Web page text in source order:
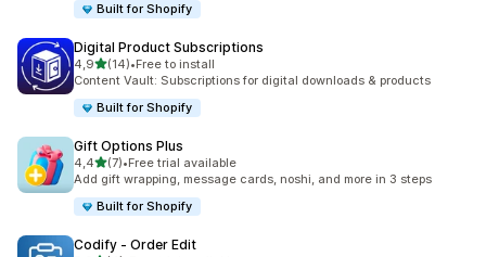
Built for Shopify
Digital Product Subscriptions
4,95 yıldız üzerinden
(14)
toplam 14 değerlendirme
•Free to install
Content Vault: Subscriptions for digital downloads & products
Built for Shopify
Gift Options Plus
4,45 yıldız üzerinden
(7)
toplam 7 değerlendirme
•Free trial available
Add gift wrapping, message cards, noshi, and more in 3 steps
Built for Shopify
Codify ‑ Order Edit